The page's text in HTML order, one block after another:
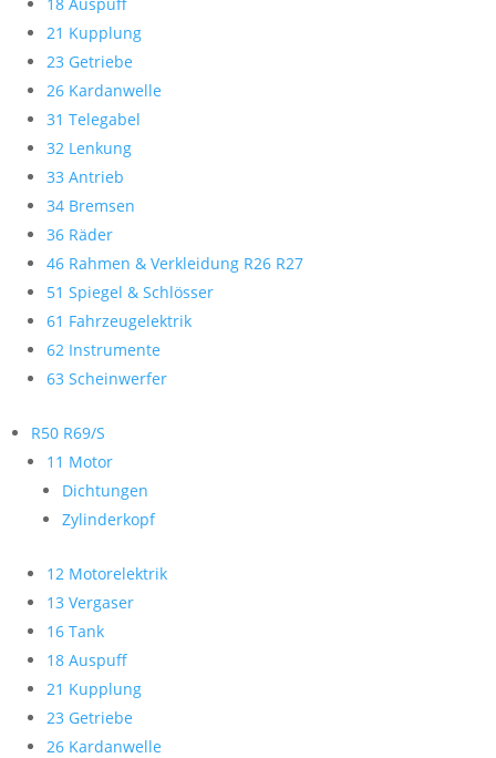
21 Kupplung
23 Getriebe
26 Kardanwelle
31 Telegabel
32 Lenkung
33 Antrieb
34 Bremsen
36 Räder
46 Rahmen & Verkleidung R26 R27
51 Spiegel & Schlösser
61 Fahrzeugelektrik
62 Instrumente
63 Scheinwerfer
R50 R69/S
11 Motor
Dichtungen
Zylinderkopf
12 Motorelektrik
13 Vergaser
16 Tank
18 Auspuff
21 Kupplung
23 Getriebe
26 Kardanwelle